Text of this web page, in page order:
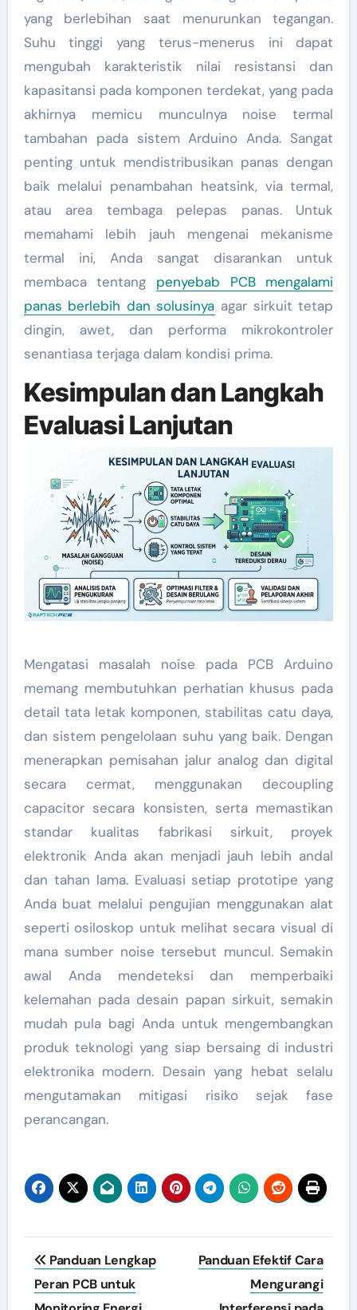
yang berlebihan saat menurunkan tegangan.
Suhu tinggi yang terus-menerus ini dapat
mengubah karakteristik nilai resistansi dan
kapasitansi pada komponen terdekat, yang pada
akhirnya memicu munculnya noise termal
tambahan pada sistem Arduino Anda. Sangat
penting untuk mendistribusikan panas dengan
baik melalui penambahan heatsink, via termal,
atau area tembaga pelepas panas. Untuk
memahami lebih jauh mengenai mekanisme
termal ini, Anda sangat disarankan untuk
membaca tentang penyebab PCB mengalami
panas berlebih dan solusinya agar sirkuit tetap
dingin, awet, dan performa mikrokontroler
senantiasa terjaga dalam kondisi prima.
Kesimpulan dan Langkah
Evaluasi Lanjutan
Mengatasi masalah noise pada PCB Arduino
memang membutuhkan perhatian khusus pada
detail tata letak komponen, stabilitas catu daya,
dan sistem pengelolaan suhu yang baik. Dengan
menerapkan pemisahan jalur analog dan digital
secara cermat, menggunakan decoupling
capacitor secara konsisten, serta memastikan
standar kualitas fabrikasi sirkuit, proyek
elektronik Anda akan menjadi jauh lebih andal
dan tahan lama. Evaluasi setiap prototipe yang
Anda buat melalui pengujian menggunakan alat
seperti osiloskop untuk melihat secara visual di
mana sumber noise tersebut muncul. Semakin
awal Anda mendeteksi dan memperbaiki
kelemahan pada desain papan sirkuit, semakin
mudah pula bagi Anda untuk mengembangkan
produk teknologi yang siap bersaing di industri
elektronika modern. Desain yang hebat selalu
mengutamakan mitigasi risiko sejak fase
perancangan.
Post
navigation
Panduan Lengkap
Peran PCB untuk
Panduan Efektif Cara
Mengurangi